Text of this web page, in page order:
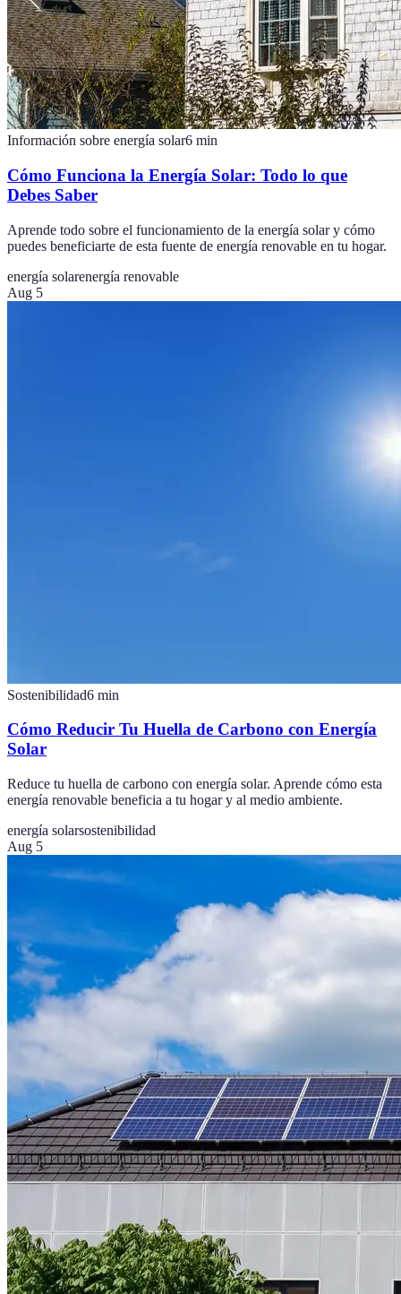
Información sobre energía solar6 min
Cómo Funciona la Energía Solar: Todo lo que
Debes Saber
Aprende todo sobre el funcionamiento de la energía solar y cómo
puedes beneficiarte de esta fuente de energía renovable en tu hogar.
energía solarenergía renovable
Aug 5
Sostenibilidad6 min
Cómo Reducir Tu Huella de Carbono con Energía
Solar
Reduce tu huella de carbono con energía solar. Aprende cómo esta
energía renovable beneficia a tu hogar y al medio ambiente.
energía solarsostenibilidad
Aug 5